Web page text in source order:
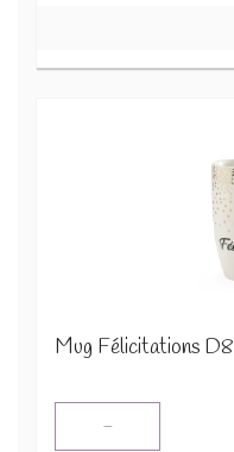
Mug Félicitations
-